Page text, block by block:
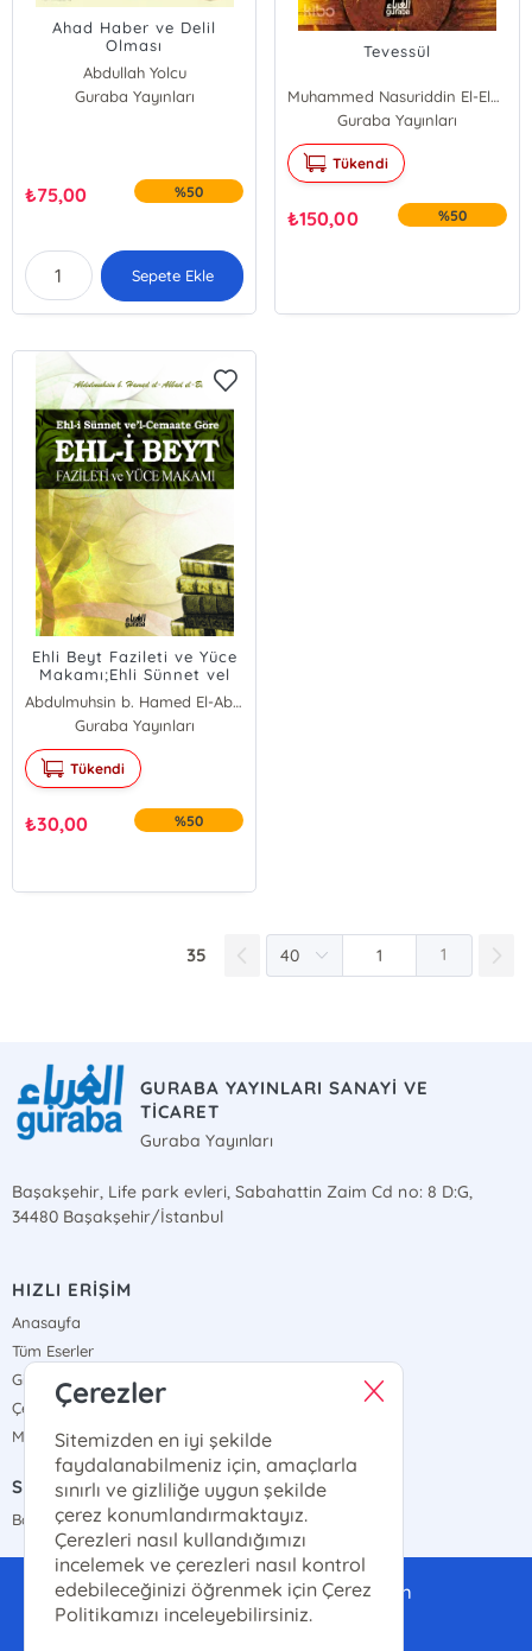
Ahad Haber ve Delil
Olması
Abdullah Yolcu
Guraba Yayınları
₺75,00 %50
Sepete Ekle
Tevessül
Muhammed Nasuriddin El-Elbani
Guraba Yayınları
Tükendi
₺150,00 %50
Ehli Beyt Fazileti ve Yüce
Makamı;Ehli Sünnet vel
Cemaate Göre
Abdulmuhsin b. Hamed El-Abbâd El-Bedr
Guraba Yayınları
Tükendi
₺30,00 %50
35 1
GURABA YAYINLARI SANAYİ VE
TİCARET
Guraba Yayınları
Başakşehir, Life park evleri, Sabahattin Zaim Cd no: 8 D:G,
34480 Başakşehir/İstanbul
HIZLI ERİŞİM
Anasayfa
Tüm Eserler
Gizlilik Sözleşmesi
Çerez Politikası
Mesafeli Satış Sözleşmesi
SATIŞ NOKTALARIMIZ
Bayi Haritamız
gurabayayinlari@gmail.com
0(507)-286-14-14
Çerezler
Sitemizden en iyi şekilde
faydalanabilmeniz için, amaçlarla
sınırlı ve gizliliğe uygun şekilde
çerez konumlandırmaktayız.
Çerezleri nasıl kullandığımızı
incelemek ve çerezleri nasıl kontrol
edebileceğinizi öğrenmek için Çerez
Politikamızı inceleyebilirsiniz.